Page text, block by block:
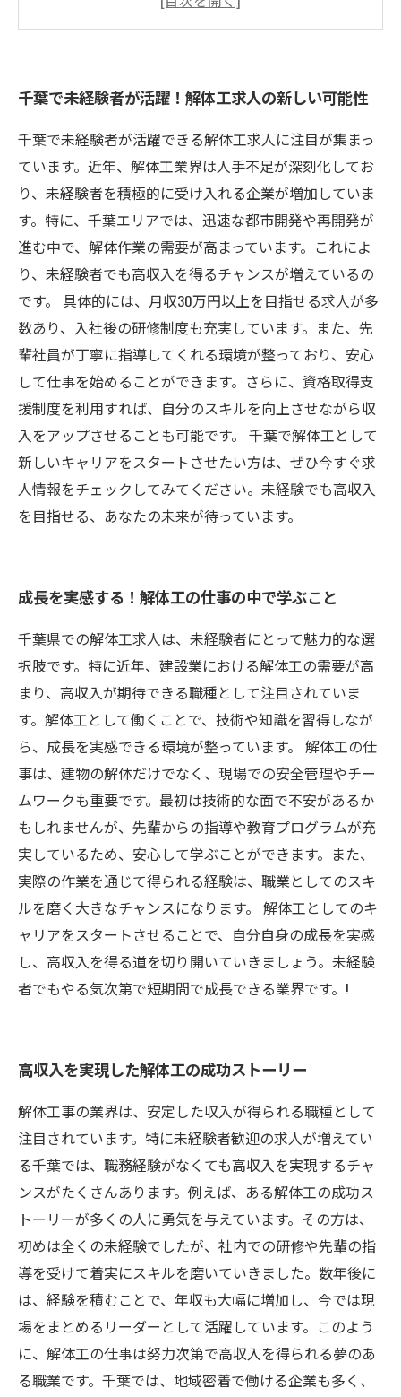
千葉で未経験者が活躍！解体工求人の新しい可能性
千葉で未経験者が活躍できる解体工求人に注目が集まっ
ています。近年、解体工業界は人手不足が深刻化してお
り、未経験者を積極的に受け入れる企業が増加していま
す。特に、千葉エリアでは、迅速な都市開発や再開発が
進む中で、解体作業の需要が高まっています。これによ
り、未経験者でも高収入を得るチャンスが増えているの
です。 具体的には、月収30万円以上を目指せる求人が多
数あり、入社後の研修制度も充実しています。また、先
輩社員が丁寧に指導してくれる環境が整っており、安心
して仕事を始めることができます。さらに、資格取得支
援制度を利用すれば、自分のスキルを向上させながら収
入をアップさせることも可能です。 千葉で解体工として
新しいキャリアをスタートさせたい方は、ぜひ今すぐ求
人情報をチェックしてみてください。未経験でも高収入
を目指せる、あなたの未来が待っています。
成長を実感する！解体工の仕事の中で学ぶこと
千葉県での解体工求人は、未経験者にとって魅力的な選
択肢です。特に近年、建設業における解体工の需要が高
まり、高収入が期待できる職種として注目されていま
す。解体工として働くことで、技術や知識を習得しなが
ら、成長を実感できる環境が整っています。 解体工の仕
事は、建物の解体だけでなく、現場での安全管理やチー
ムワークも重要です。最初は技術的な面で不安があるか
もしれませんが、先輩からの指導や教育プログラムが充
実しているため、安心して学ぶことができます。また、
実際の作業を通じて得られる経験は、職業としてのスキ
ルを磨く大きなチャンスになります。 解体工としてのキ
ャリアをスタートさせることで、自分自身の成長を実感
し、高収入を得る道を切り開いていきましょう。未経験
者でもやる気次第で短期間で成長できる業界です。!
高収入を実現した解体工の成功ストーリー
解体工事の業界は、安定した収入が得られる職種として
注目されています。特に未経験者歓迎の求人が増えてい
る千葉では、職務経験がなくても高収入を実現するチャ
ンスがたくさんあります。例えば、ある解体工の成功ス
トーリーが多くの人に勇気を与えています。その方は、
初めは全くの未経験でしたが、社内での研修や先輩の指
導を受けて着実にスキルを磨いていきました。数年後に
は、経験を積むことで、年収も大幅に増加し、今では現
場をまとめるリーダーとして活躍しています。このよう
に、解体工の仕事は努力次第で高収入を得られる夢のあ
る職業です。千葉では、地域密着で働ける企業も多く、